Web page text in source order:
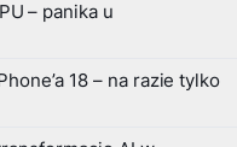
– panika u
18 – na razie tylko